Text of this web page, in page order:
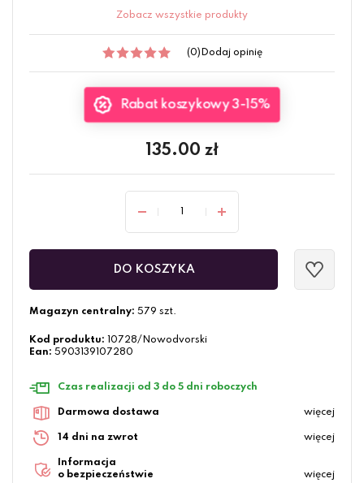
Zobacz wszystkie produkty
(0) Dodaj opinię
Rabat koszykowy 3-15%
135.00 zł
DO KOSZYKA
Magazyn centralny: 579 szt.
Kod produktu:
10728/Nowodvorski
Ean: 5903139107280
Czas realizacji od 3 do 5 dni roboczych
Darmowa dostawa więcej
14 dni na zwrot więcej
Informacja
o bezpieczeństwie
więcej